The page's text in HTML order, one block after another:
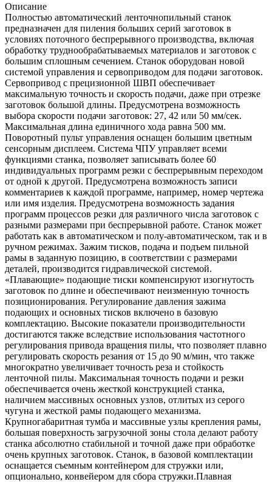
Описание
Полностью автоматический ленточнопильный станок
предназначен для пиления больших серий заготовок в
условиях поточного беспрерывного производства, включая
обработку труднообрабатываемых материалов и заготовок с
большим сплошным сечением. Станок оборудован новой
системой управления и сервоприводом для подачи заготовок.
Сервопривод с прецизионной ШВП обеспечивает
максимальную точность и скорость подачи, даже при отрезке
заготовок большой длины. Предусмотрена возможность
выбора скорости подачи заготовок: 27, 42 или 50 мм/сек.
Максимальная длина единичного хода равна 500 мм.
Поворотный пульт управления оснащен большим цветным
сенсорным дисплеем. Система ЧПУ управляет всеми
функциями станка, позволяет записывать более 60
индивидуальных программ резки с беспрерывным переходом
от одной к другой. Предусмотрена возможность записи
комментариев к каждой программе, например, номер чертежа
или имя изделия. Предусмотрена возможность задания
программ процессов резки для различного числа заготовок с
разными размерами при беспрерывной работе. Станок может
работать как в автоматическом и полу-автоматическом, так и в
ручном режимах. Зажим тисков, подача и подъем пильной
рамы в заданную позицию, в соответствии с размерами
деталей, производится гидравлической системой.
«Плавающие» подающие тиски компенсируют изогнутость
заготовок по длине и обеспечивают неизменную точность
позиционирования. Регулирование давления зажима
подающих и основных тисков включено в базовую
комплектацию. Высокие показатели производительности
достигаются также вследствие использования частотного
регулирования привода вращения пилы, что позволяет плавно
регулировать скорость резания от 15 до 90 м/мин, что также
многократно увеличивает точность реза и стойкость
ленточной пилы. Максимальная точность подачи и резки
обеспечивается очень жесткой конструкцией станка,
наличием массивных основных узлов, отлитых из серого
чугуна и жесткой рамы подающего механизма.
Крупногабаритная тумба и массивные узлы крепления рамы,
большая поверхность загрузочной зоны стола делают работу
станка абсолютно стабильной и точной даже при обработке
очень крупных заготовок. Станок, в базовой комплектации
оснащается съемным контейнером для стружки или,
опционально, конвейером для сбора стружки.​ Плавная